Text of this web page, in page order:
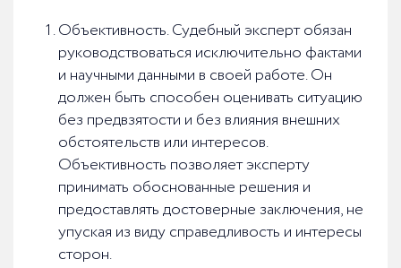
Объективность. Судебный эксперт обязан
руководствоваться исключительно фактами
и научными данными в своей работе. Он
должен быть способен оценивать ситуацию
без предвзятости и без влияния внешних
обстоятельств или интересов.
Объективность позволяет эксперту
принимать обоснованные решения и
предоставлять достоверные заключения, не
упуская из виду справедливость и интересы
сторон.